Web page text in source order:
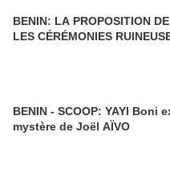
BENIN: LA PROPOSITION
LES CÉRÉMONIES
BENIN - SCOOP: YAYI Boni
mystère de Joël AÏVO